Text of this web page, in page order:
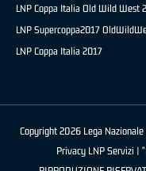
LNP Coppa Italia Old Wild West
LNP Supercoppa2017
LNP Coppa Italia 2017
Copyright 2026 Lega
Privacy LNP Servizi |